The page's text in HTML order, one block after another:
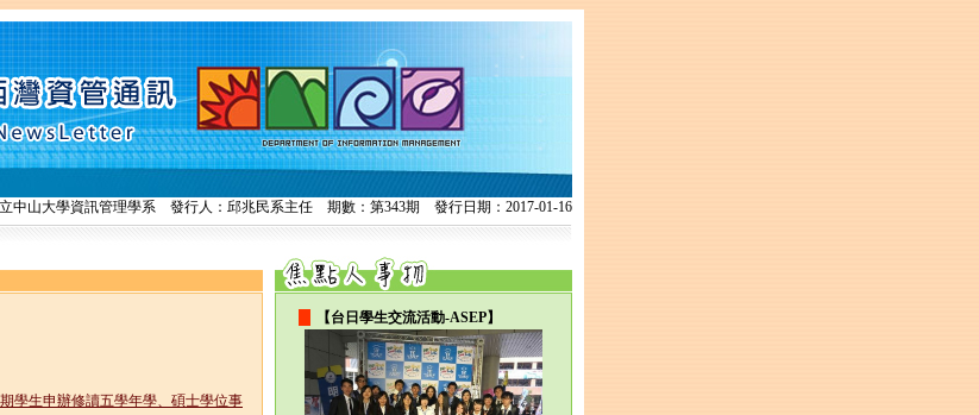
中山大學資訊管理學系 發行人：邱兆民系主任 期數：第343期 發行日期：2017-01-16
學生申辦修讀五學年學、碩士學位事
【台日學生交流活動-ASEP】